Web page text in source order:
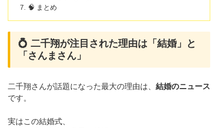
🧠 まとめ
💍 二千翔が注目された理由は「結婚」と
「さんまさん」
二千翔さんが話題になった最大の理由は、 結婚のニュース
です。
実はこの結婚式、